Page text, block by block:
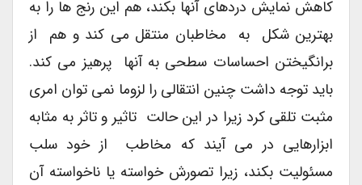
کاهش نمایش دردهای آنها بکند، هم این رنج ها را به
بهترین شکل به مخاطبان منتقل می کند و هم از
برانگیختن احساسات سطحی به آنها پرهیز می کند.
باید توجه داشت چنین انتقالی را لزوما نمی توان امری
مثبت تلقی کرد زیرا در این حالت تاثیر و تاثر به مثابه
ابزارهایی در می آیند که مخاطب از خود سلب
مسئولیت بکند، زیرا تصورش خواسته یا ناخواسته آن